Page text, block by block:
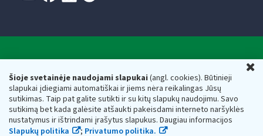
Šioje svetainėje naudojami slapukai(angl. cookies). Būtinieji
slapukai įdiegiami automatiškai ir jiems nėra reikalingas Jūsų
sutikimas. Taip pat galite sutikti ir su kitų slapukų naudojimu. Savo
sutikimą bet kada galėsite atšaukti pakeisdami interneto naršyklės
nustatymus ir ištrindami įrašytus slapukus. Daugiau informacijos
Slapukų politika
; Privatumo politika.
Valstybinė mokesčių inspekcija prie Lietuvos
Respublikos finansų ministerijos
Biudžetinė įstaiga. Juridinio asmens kodas — 188659752,
adresas: Vasario 16-osios g. 14, 01107 Vilnius, Lietuva, el.paštas:
vmi@vmi.lt , E. pristatymo dėžutės adresas 188659752
Duomenys apie Valstybinę mokesčių inspekciją prie Lietuvos